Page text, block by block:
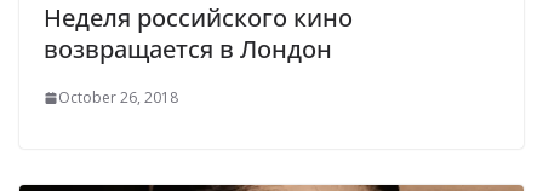
Неделя российского кино
возвращается в Лондон
October 26, 2018